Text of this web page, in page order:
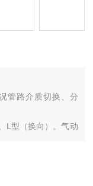
管路介质切换、分
L型（换向）。气动
关、空气过滤减压